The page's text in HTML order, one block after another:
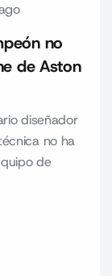
no
de Aston
diseñador
no ha
de